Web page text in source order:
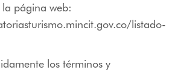
página web:
listado-
los términos y